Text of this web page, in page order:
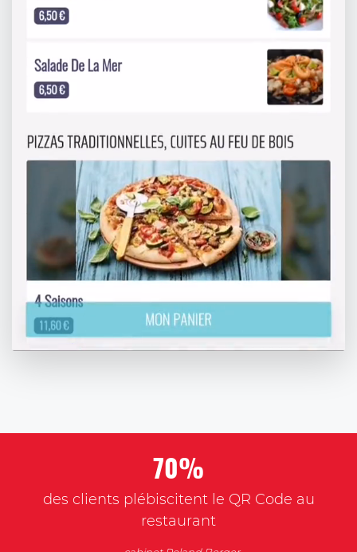
70%
des clients plébiscitent le QR Code au
restaurant